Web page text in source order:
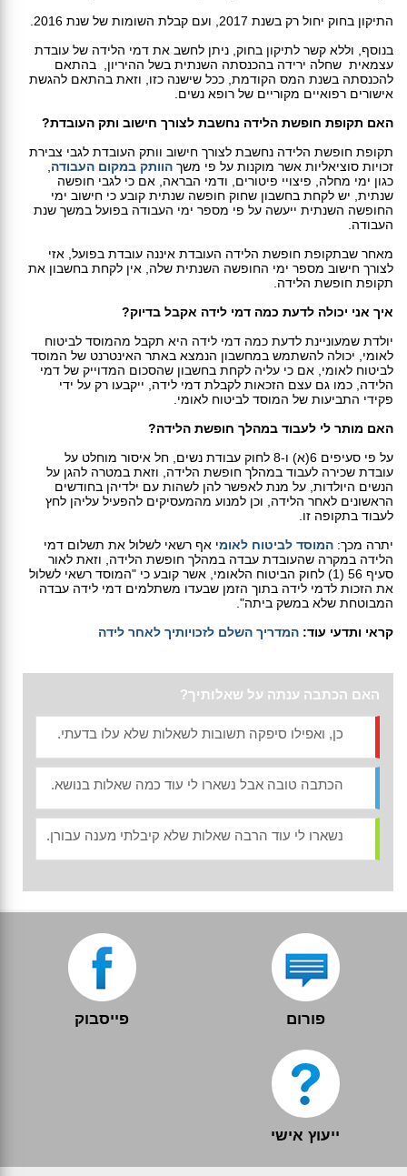
התיקון בחוק יחול רק בשנת 2017, ועם קבלת השומות של שנת 2016.
בנוסף, וללא קשר לתיקון בחוק, ניתן לחשב את דמי הלידה של עובדת
עצמאית שחלה ירידה בהכנסתה השנתית בשל ההיריון, בהתאם
להכנסתה בשנת המס הקודמת, ככל שישנה כזו, וזאת בהתאם להגשת
אישורים רפואיים מקוריים של רופא נשים.
האם תקופת חופשת הלידה נחשבת לצורך חישוב ותק העובדת?
תקופת חופשת הלידה נחשבת לצורך חישוב וותק העובדת לגבי צבירת
זכויות סוציאליות אשר מוקנות על פי משך הוותק במקום העבודה
כגון ימי מחלה, פיצויי פיטורים, ודמי הבראה, אם כי לגבי חופשה
שנתית, יש לקחת בחשבון שחוק חופשה שנתית קובע כי חישוב ימי
החופשה השנתית ייעשה על פי מספר ימי העבודה בפועל במשך שנת
העבודה.
מאחר שבתקופת חופשת הלידה העובדת איננה עובדת בפועל, אזי
לצורך חישוב מספר ימי החופשה השנתית שלה, אין לקחת בחשבון את
תקופת חופשת הלידה.
איך אני יכולה לדעת כמה דמי לידה אקבל בדיוק?
יולדת שמעוניינת לדעת כמה דמי לידה היא תקבל מהמוסד לביטוח
לאומי, יכולה להשתמש במחשבון הנמצא באתר האינטרנט של המוסד
לביטוח לאומי, אם כי עליה לקחת בחשבון שהסכום המדוייק של דמי
הלידה, כמו גם עצם הזכאות לקבלת דמי לידה, ייקבעו רק על ידי
פקידי התביעות של המוסד לביטוח לאומי.
האם מותר לי לעבוד במהלך חופשת הלידה?
על פי סעיפים 6(א) ו-8 לחוק עבודת נשים, חל איסור מוחלט על
עובדת שכירה לעבוד במהלך חופשת הלידה, וזאת במטרה להגן על
הנשים היולדות, על מנת לאפשר להן לשהות עם ילדיהן בחודשים
הראשונים לאחר הלידה, וכן למנוע מהמעסיקים להפעיל עליהן לחץ
לעבוד בתקופה זו.
יתרה מכך: המוסד לביטוח לאומי אף רשאי לשלול את תשלום דמי
הלידה במקרה שהעובדת עבדה במהלך חופשת הלידה, וזאת לאור
סעיף 56 (1) לחוק הביטוח הלאומי, אשר קובע כי "המוסד רשאי לשלול
את הזכות לדמי לידה בתוך הזמן שבעדו משתלמים דמי לידה עבדה
המבוטחת שלא במשק ביתה".
קראי ותדעי עוד: המדריך השלם לזכויותיך לאחר לידה
האם הכתבה ענתה על שאלותיך?
כן, ואפילו סיפקה תשובות לשאלות שלא עלו בדעתי.
הכתבה טובה אבל נשארו לי עוד כמה שאלות בנושא.
נשארו לי עוד הרבה שאלות שלא קיבלתי מענה עבורן.
פורום פייסבוק
ייעוץ אישי